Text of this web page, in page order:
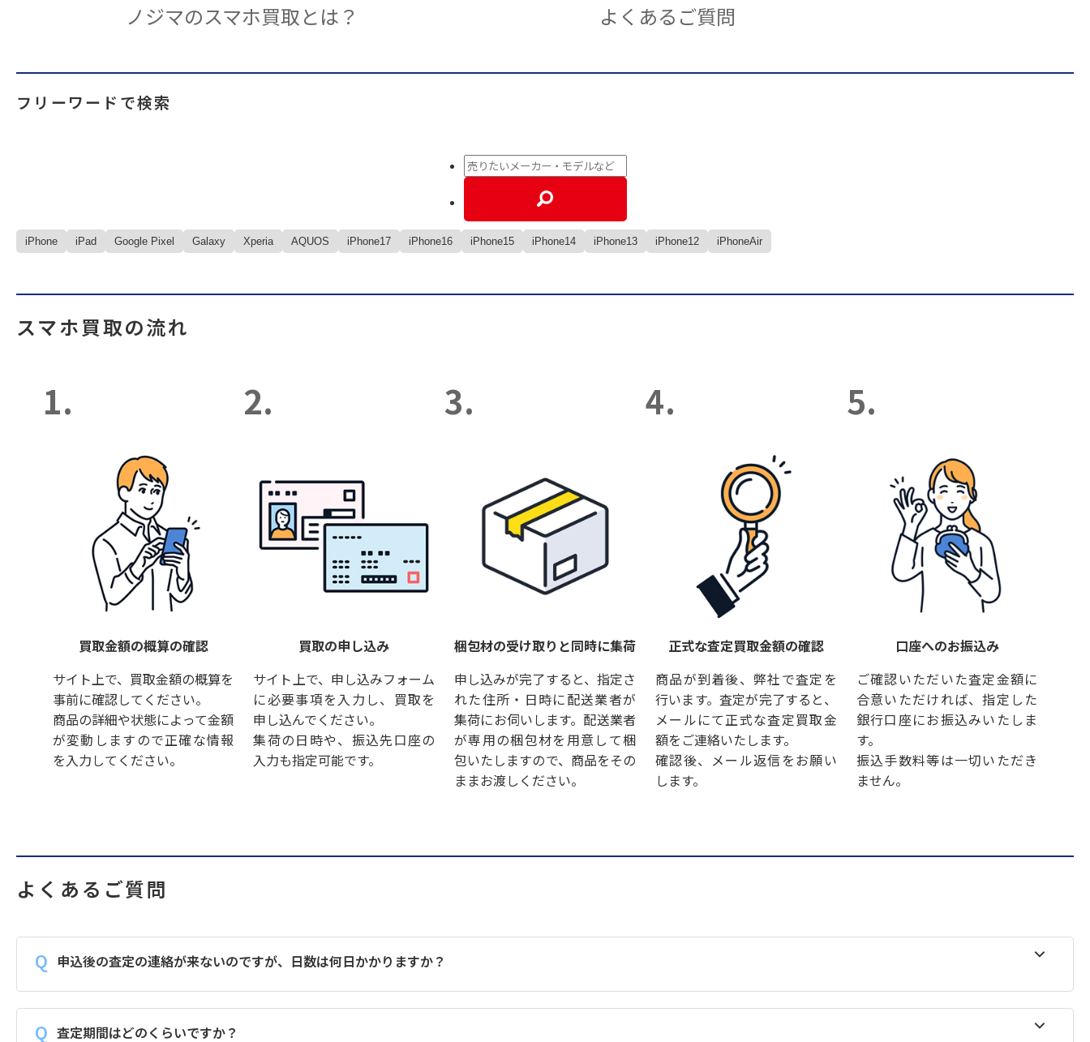
ノジマのスマホ買取とは？ よくあるご質問
フリーワードで検索
iPhone iPad Google Pixel Galaxy Xperia AQUOS iPhone17 iPhone16 iPhone15 iPhone14 iPhone13 iPhone12 iPhoneAir
スマホ買取の流れ
1.
買取金額の概算の確認
サイト上で、買取金額の概算を
事前に確認してください。
商品の詳細や状態によって金額
が変動しますので正確な情報
を入力してください。
2.
買取の申し込み
サイト上で、申し込みフォーム
に必要事項を入力し、買取を
申し込んでください。
集荷の日時や、振込先口座の
入力も指定可能です。
3.
梱包材の受け取りと同時に集荷
申し込みが完了すると、指定さ
れた住所・日時に配送業者が
集荷にお伺いします。配送業者
が専用の梱包材を用意して梱
包いたしますので、商品をその
ままお渡しください。
4.
正式な査定買取金額の確認
商品が到着後、弊社で査定を
行います。査定が完了すると、
メールにて正式な査定買取金
額をご連絡いたします。
確認後、メール返信をお願い
します。
5.
口座へのお振込み
ご確認いただいた査定金額に
合意いただければ、指定した
銀行口座にお振込みいたしま
す。
振込手数料等は一切いただき
ません。
よくあるご質問
申込後の査定の連絡が来ないのですが、日数は何日かかりますか？
査定期間はどのくらいですか？